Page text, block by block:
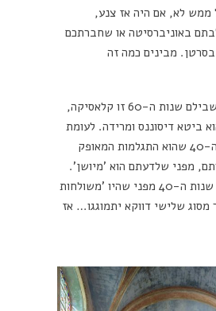
ממש לא, אם היה אז צנע,
באוניברסיטה או שחברתכם
מבינים כמה זה
יש אנשי עבר שבשבילם שנות ה-60 זו קלאסיקה,
ביטא דיסוננס ומרידה. לעומת
זאת, מראה שנות ה-40 שהוא התגלמות המאופק
מפני שלדעתם הוא 'מיושן'.
עמיתיהם ידחו את שנות ה-40 מפני שהיו 'משולחות
מסוג שלישי דווקא יתמוגגו… אז